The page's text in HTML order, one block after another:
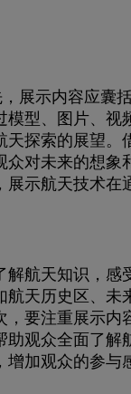
展示内容应囊
型、图片、视
探索的展望。
对未来的想象
示航天技术在
航天知识，感
天历史区、未
要注重展示内
观众全面了解
加观众的参与